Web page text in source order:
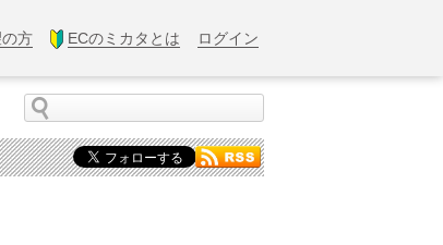
方 ECのミカタとは ログイン